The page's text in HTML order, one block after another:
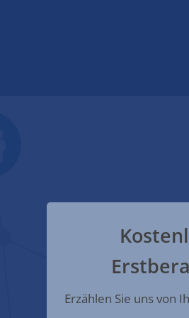
Erzählen Sie uns von